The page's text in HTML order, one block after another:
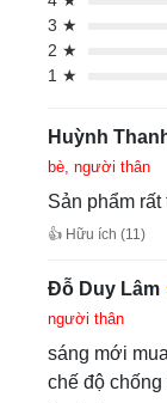
3 ★
2 ★
1 ★
Huỳnh
bè, người thân
Sản phẩm rất
👍 Hữu ích (11)
Đỗ Duy Lâm
người thân
sáng mới
chế độ